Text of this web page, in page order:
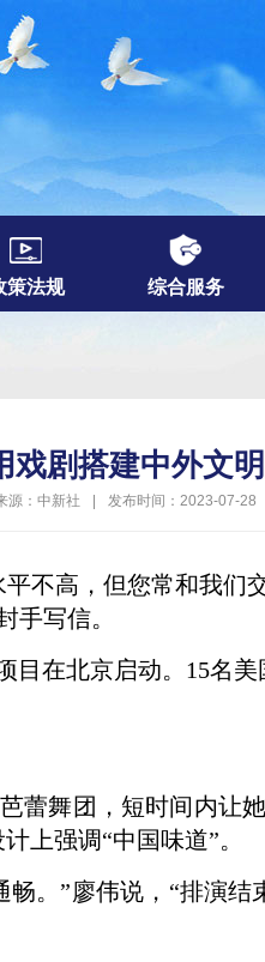
策法规 综合服务
戏剧搭建中外文
源：中新社 发布时间：2023-07-28
不高，但您常和我们
手写信。
在北京启动。15名美
舞团，短时间内让
上强调“中国味道”。
”廖伟说，“排演结